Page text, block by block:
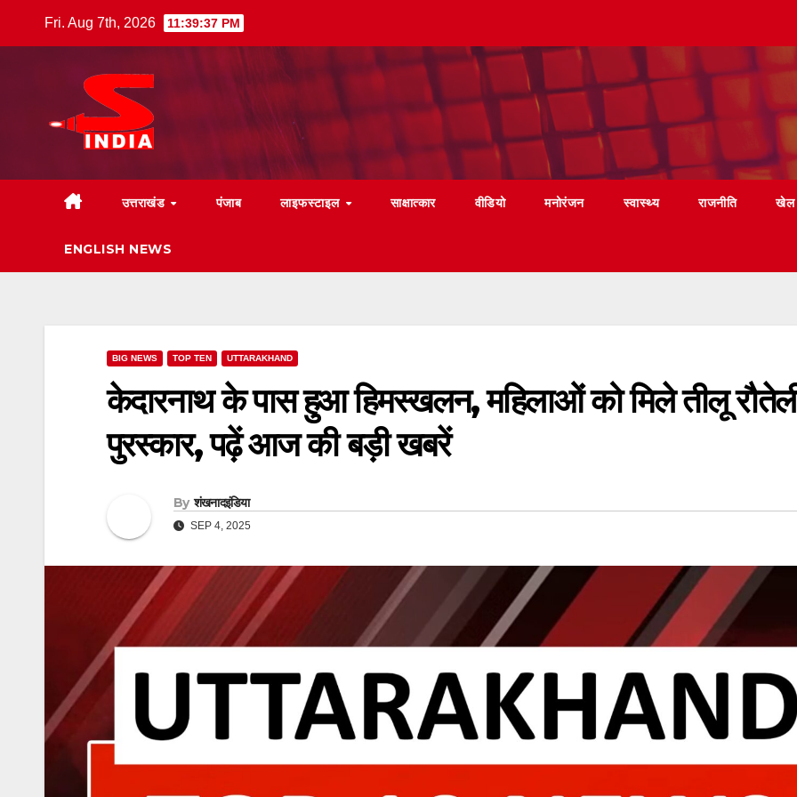
Fri. Aug 7th, 2026 11:39:38 PM
उत्तराखंड पंजाब लाइफस्टाइल साक्षात्कार वीडियो मनोरंजन स्वास्थ्य राजनीति खेल
ENGLISH NEWS
BIG NEWS TOP TEN UTTARAKHAND
केदारनाथ के पास हुआ हिमस्खलन, महिलाओं को मिले तीलू
पुरस्कार, पढ़ें आज की बड़ी खबरें
By शंखनादइंडिया
SEP 4, 2025